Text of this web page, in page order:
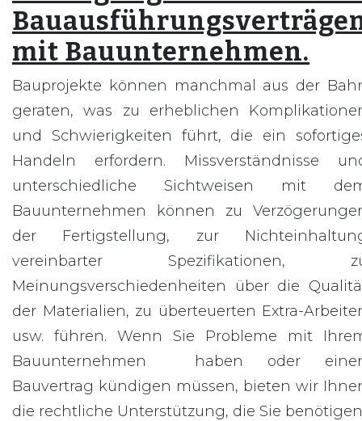
mit Bauunternehmen.
Bauprojekte können manchmal aus der
geraten, was zu erheblichen
und Schwierigkeiten führt, die ein
Handeln erfordern. Missverständnisse
unterschiedliche Sichtweisen mit
Bauunternehmen können zu
der Fertigstellung, zur
vereinbarter Spezifikationen,
Meinungsverschiedenheiten über die
der Materialien, zu überteuerten Extra-
usw. führen. Wenn Sie Probleme mit
Bauunternehmen haben oder
Bauvertrag kündigen müssen, bieten wir
die rechtliche Unterstützung, die Sie